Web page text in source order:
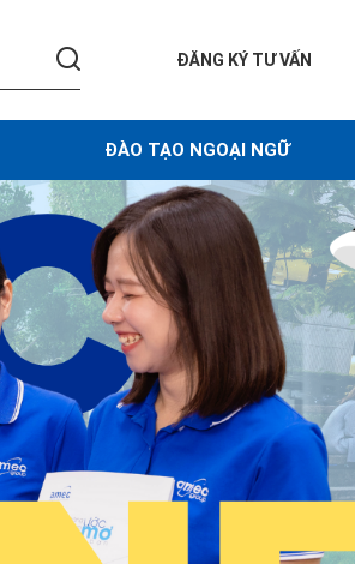
ĐĂNG KÝ TƯ VẤN
ĐÀO TẠO NGOẠI NGỮ